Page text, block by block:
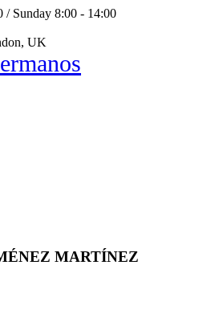
/ Sunday 8:00 - 14:00
UK
MARTÍNEZ